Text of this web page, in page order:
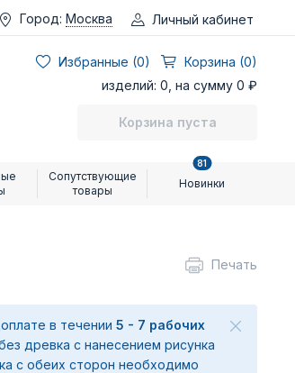
Город: Москва Личный кабинет
Избранные (0)
Корзина (0)
изделий: 0, на сумму 0 ₽
Корзина пуста
Сопутствующие
товары
Новинки
81
Печать
в течении 5 - 7 рабочих
древка с нанесением рисунка
с обеих сторон необходимо